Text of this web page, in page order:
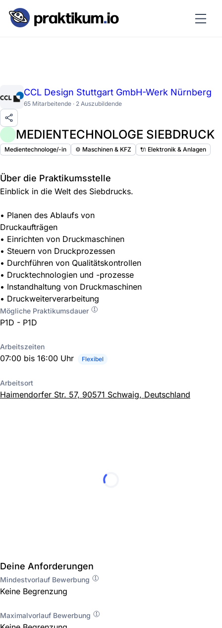
CCL Design Stuttgart GmbH-Werk Nürnberg
65 Mitarbeitende · 2 Auszubildende
MEDIENTECHNOLOGE SIEBDRUCK
Medientechnologe/-in ⚙️ Maschinen & KFZ 🔌 Elektronik & Anlagen
Über die Praktikumsstelle
Einblick in die Welt des Siebdrucks.
• Planen des Ablaufs von
Druckaufträgen
• Einrichten von Druckmaschinen
• Steuern von Druckprozessen
• Durchführen von Qualitätskontrollen
• Drucktechnologien und -prozesse
• Instandhaltung von Druckmaschinen
• Druckweiterverarbeitung
Mögliche Praktikumsdauer
P1D - P1D
Arbeitszeiten
07:00 bis 16:00 Uhr Flexibel
Arbeitsort
Haimendorfer Str. 57, 90571 Schwaig, Deutschland
Deine Anforderungen
Mindestvorlauf Bewerbung
Keine Begrenzung
Maximalvorlauf Bewerbung